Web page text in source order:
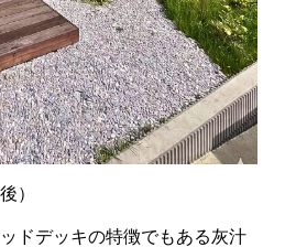
）
ドデッキの特徴でもある灰汁